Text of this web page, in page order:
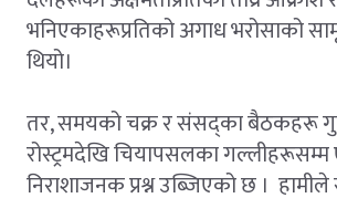
भनिएकाहरूप्रतिको अगाध भरोसाको
थियो।
तर, समयको चक्र र संसद्का बैठकहरू
रोस्ट्रमदेखि चियापसलका गल्लीहरूसम्म
निराशाजनक प्रश्न उब्जिएको छ ।